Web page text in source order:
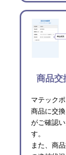
商品交
マテック
商品に交
がご確認
す。
また、商